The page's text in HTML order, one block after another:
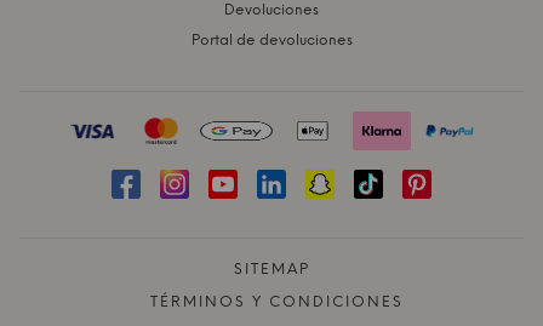
Devoluciones
Portal de devoluciones
SITEMAP
TÉRMINOS Y CONDICIONES